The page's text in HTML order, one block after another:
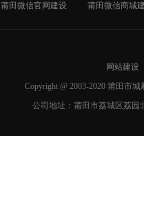
莆田微信官网建设 莆田微信商城
网站建设
Copyright @ 2003-2020 莆田市
公司地址：莆田市荔城区荔